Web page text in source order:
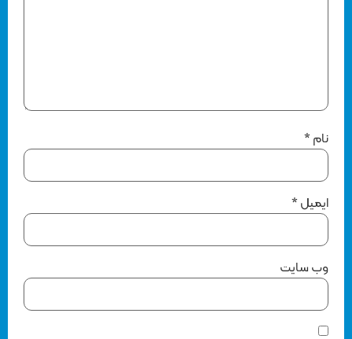
*
ایمیل*
وب‌ سایت